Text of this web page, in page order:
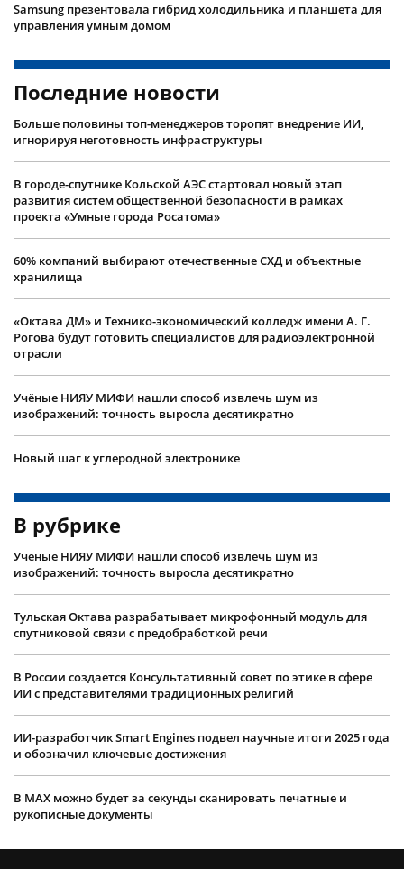
Samsung презентовала гибрид холодильника и планшета для
управления умным домом
Последние новости
Больше половины топ-менеджеров торопят внедрение ИИ,
игнорируя неготовность инфраструктуры
В городе-спутнике Кольской АЭС стартовал новый этап
развития систем общественной безопасности в рамках
проекта «Умные города Росатома»
60% компаний выбирают отечественные СХД и объектные
хранилища
«Октава ДМ» и Технико-экономический колледж имени А. Г.
Рогова будут готовить специалистов для радиоэлектронной
отрасли
Учëные НИЯУ МИФИ нашли способ извлечь шум из
изображений: точность выросла десятикратно
Новый шаг к углеродной электронике
В рубрике
Учëные НИЯУ МИФИ нашли способ извлечь шум из
изображений: точность выросла десятикратно
Тульская Октава разрабатывает микрофонный модуль для
спутниковой связи с предобработкой речи
В России создается Консультативный совет по этике в сфере
ИИ с представителями традиционных религий
ИИ-разработчик Smart Engines подвел научные итоги 2025 года
и обозначил ключевые достижения
В MAX можно будет за секунды сканировать печатные и
рукописные документы